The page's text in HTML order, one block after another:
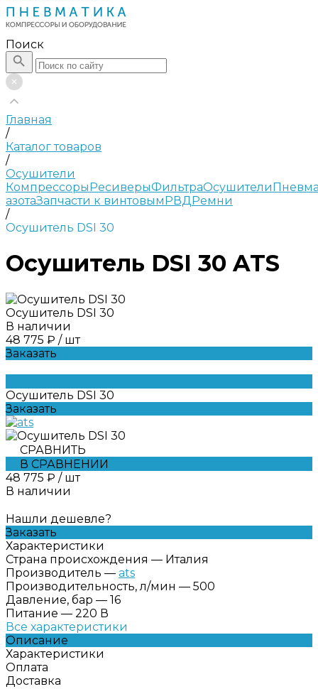
Поиск
Главная
/
Каталог товаров
/
Осушители
КомпрессорыРесиверыФильтраОсушители
азотаЗапчасти к винтовымРВДРемни
/
Осушитель DSI 30
Осушитель DSI 30 ATS
Осушитель DSI 30
В наличии
48 775 ₽ / шт
Заказать
Осушитель DSI 30
Заказать
СРАВНИТЬ
В СРАВНЕНИИ
48 775 ₽ / шт
В наличии
Нашли дешевле?
Заказать
Характеристики
Страна происхождения — Италия
Производитель — ats
Производительность, л/мин — 500
Давление, бар — 16
Питание — 220 В
Все характеристики
Описание
Характеристики
Оплата
Доставка